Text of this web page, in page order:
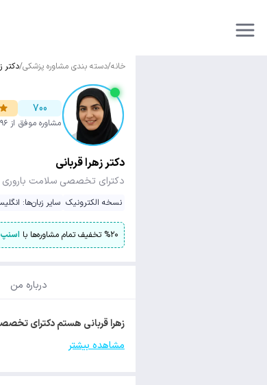
خانه/دسته بندی مشاوره پزشکی/دکتر
700
مشاوره موفق از ۱۹۶ امتیاز
دکتر زهرا قربانی
دکترای تخصصی سلامت باروری
نسخه الکترونیک سایر زبان‌ها:
%۲۰ تخفیف تمام مشاوره‌ها با
درباره من
زهرا قربانی هستم دکترای تخصصی
مشاهده بیشتر